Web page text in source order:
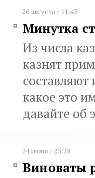
26 августа / 11:43
Минутка
Из числа
казнят
какое это
давайте об
24 июня / 23:28
Виноваты